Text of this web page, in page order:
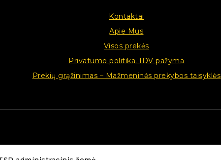
Kontaktai
Apie Mus
Visos prekės
Privatumo politika. IDV pažyma
Prekių grąžinimas – Mažmeninės prekybos taisyklės